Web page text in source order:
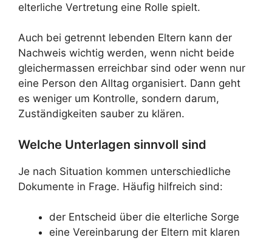
elterliche Vertretung eine Rolle spielt.
Auch bei getrennt lebenden Eltern kann der
Nachweis wichtig werden, wenn nicht beide
gleichermassen erreichbar sind oder wenn nur
eine Person den Alltag organisiert. Dann geht
es weniger um Kontrolle, sondern darum,
Zuständigkeiten sauber zu klären.
Welche Unterlagen sinnvoll sind
Je nach Situation kommen unterschiedliche
Dokumente in Frage. Häufig hilfreich sind:
der Entscheid über die elterliche Sorge
eine Vereinbarung der Eltern mit klaren